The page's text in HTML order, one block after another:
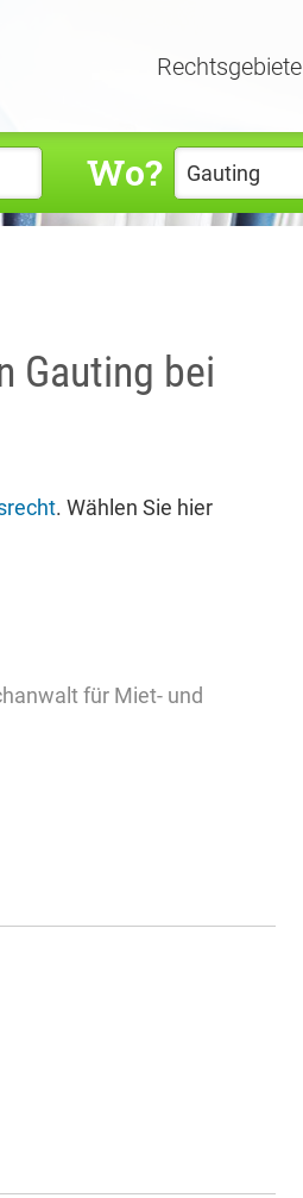
Rechtsgebiete
Wo?
Gauting bei
. Wählen Sie hier
für Miet- und